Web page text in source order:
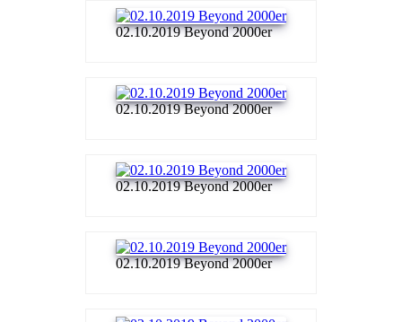
02.10.2019 Beyond 2000er
02.10.2019 Beyond 2000er
02.10.2019 Beyond 2000er
02.10.2019 Beyond 2000er